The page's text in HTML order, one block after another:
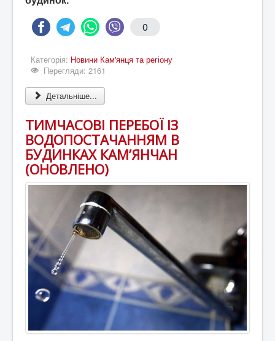
0
Категорія: Новини Кам'янця та регіону
Перегляди: 2161
Детальніше...
ТИМЧАСОВІ ПЕРЕБОЇ ІЗ
ВОДОПОСТАЧАННЯМ В
БУДИНКАХ КАМ’ЯНЧАН
(ОНОВЛЕНО)